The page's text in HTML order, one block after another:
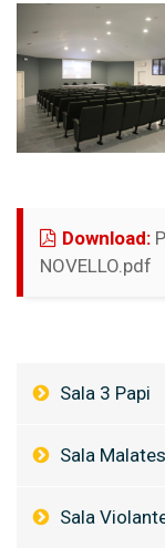
Download:
NOVELLO.pdf
Sala 3 Papi
Sala
Sala